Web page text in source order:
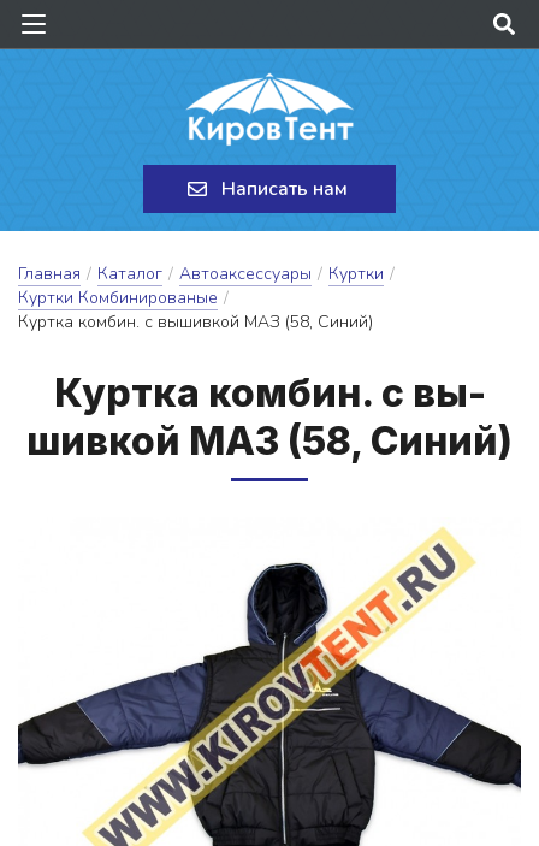
Написать нам
Главная / Каталог / Автоаксессуары / Куртки /
Куртки Комбинированые /
Куртка комбин. с вышивкой МАЗ (58, Синий)
Кур­тка ком­бин. с вы­
шив­кой МАЗ (58, Си­ний)